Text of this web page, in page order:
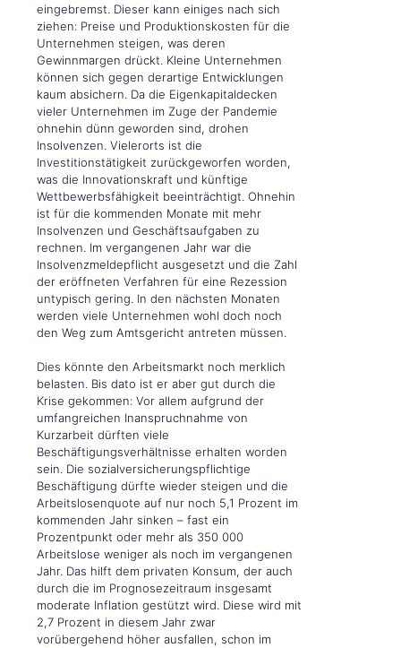
eingebremst. Dieser kann einiges nach sich
ziehen: Preise und Produktionskosten für die
Unternehmen steigen, was deren
Gewinnmargen drückt. Kleine Unternehmen
können sich gegen derartige Entwicklungen
kaum absichern. Da die Eigenkapitaldecken
vieler Unternehmen im Zuge der Pandemie
ohnehin dünn geworden sind, drohen
Insolvenzen. Vielerorts ist die
Investitionstätigkeit zurückgeworfen worden,
was die Innovationskraft und künftige
Wettbewerbsfähigkeit beeinträchtigt. Ohnehin
ist für die kommenden Monate mit mehr
Insolvenzen und Geschäftsaufgaben zu
rechnen. Im vergangenen Jahr war die
Insolvenzmeldepflicht ausgesetzt und die Zahl
der eröffneten Verfahren für eine Rezession
untypisch gering. In den nächsten Monaten
werden viele Unternehmen wohl doch noch
den Weg zum Amtsgericht antreten müssen.
Dies könnte den Arbeitsmarkt noch merklich
belasten. Bis dato ist er aber gut durch die
Krise gekommen: Vor allem aufgrund der
umfangreichen Inanspruchnahme von
Kurzarbeit dürften viele
Beschäftigungsverhältnisse erhalten worden
sein. Die sozialversicherungspflichtige
Beschäftigung dürfte wieder steigen und die
Arbeitslosenquote auf nur noch 5,1 Prozent im
kommenden Jahr sinken – fast ein
Prozentpunkt oder mehr als 350 000
Arbeitslose weniger als noch im vergangenen
Jahr. Das hilft dem privaten Konsum, der auch
durch die im Prognosezeitraum insgesamt
moderate Inflation gestützt wird. Diese wird mit
2,7 Prozent in diesem Jahr zwar
vorübergehend höher ausfallen, schon im